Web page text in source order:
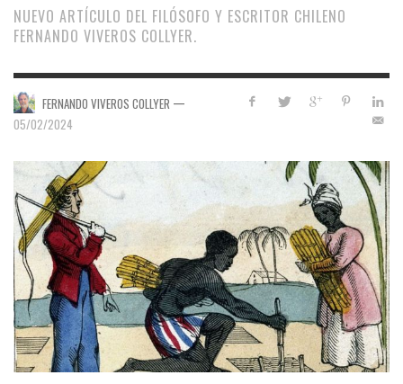
NUEVO ARTÍCULO DEL FILÓSOFO Y ESCRITOR CHILENO
FERNANDO VIVEROS COLLYER.
FERNANDO VIVEROS COLLYER —
05/02/2024